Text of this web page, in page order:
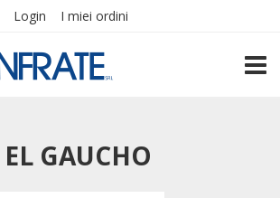
Login I miei ordini
EL GAUCHO